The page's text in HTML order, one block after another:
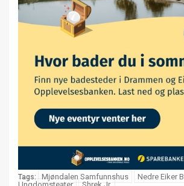
Tags: Mjøndalen Samfunnshus
Nedre Eiker